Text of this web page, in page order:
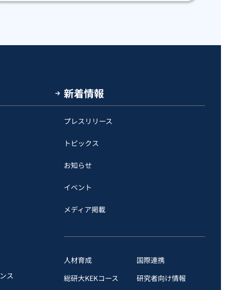
ス
新着情報
プレスリリース
トピックス
お知らせ
イベント
メディア掲載
人材育成
国際連携
総研大KEKコース
研究者向け情報